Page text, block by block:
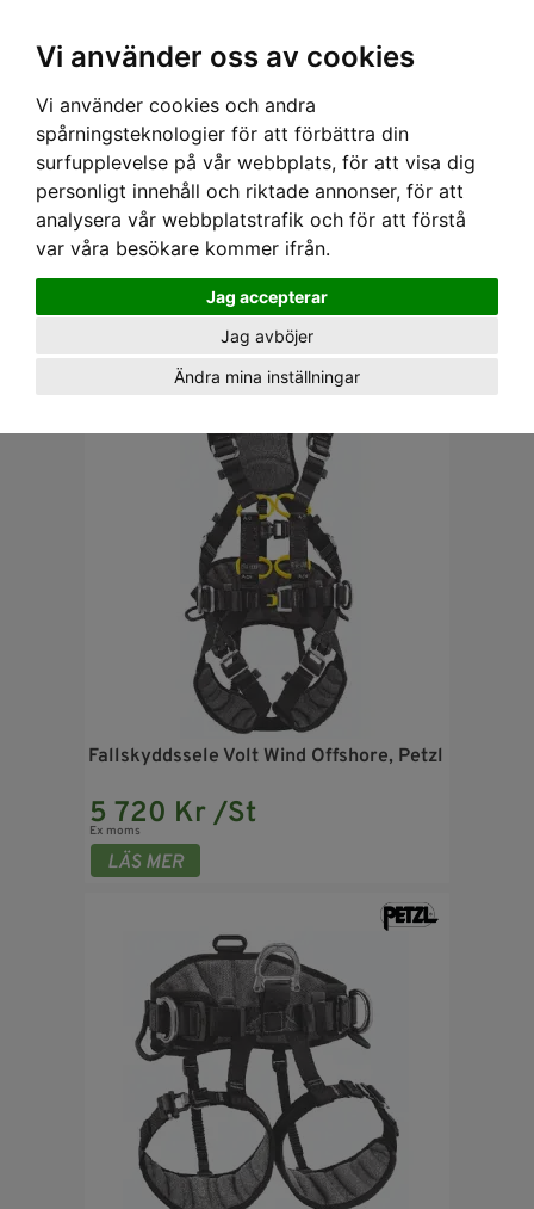
Vi använder oss av cookies
Vi använder cookies och andra
spårningsteknologier för att förbättra din
surfupplevelse på vår webbplats, för att visa dig
personligt innehåll och riktade annonser, för att
analysera vår webbplatstrafik och för att förstå
var våra besökare kommer ifrån.
Jag accepterar
Jag avböjer
Ändra mina inställningar
Hem›Utrustning› Selar
SELAR
Selar finns i olika modeller beroende på behov och typ av arbete som ska
utföras, från enkla fallskyddsselar till avancerade arbetsselar.
Fallskyddssele Volt Wind Offshore, Petzl
5 720 Kr /St
Ex moms